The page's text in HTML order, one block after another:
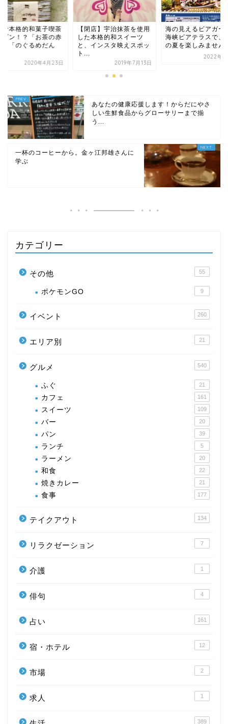
店】宇治抹茶を使用
本格的和スイーツ
インスタ映えスポッ
2019年7月13日
海の見えるビアガーデン
海峡ビアテラスで、最後
の夏を楽しみませんか♪
自宅で本格的和菓子
オープン！？「お茶
星園」「のぐるめだ
あなたの健康応援します！からだにやさ
しい生鮮食品からグローサリーまで揃
う...
一杯のコーヒーから。金ヶ江邦雄さんに
学ぶ
カテゴリー
その他 55
ポケモンGO 9
イベント 260
エリア別 21
グルメ 540
ふぐ 21
カフェ 161
スイーツ 109
バー 20
パン 39
ランチ 5
ラーメン 20
和食 22
焼きカレー 21
食事 177
テイクアウト 134
リラクゼーション 7
介護 1
俳句 4
占い 161
宿・ホテル 12
市場 2
求人 1
389